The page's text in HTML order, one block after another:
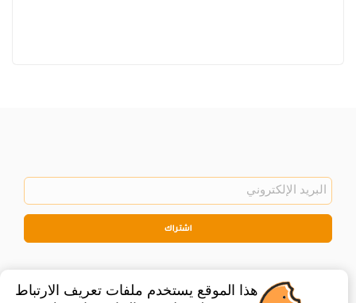
اشتراك
هذا الموقع يستخدم ملفات تعريف الارتباط